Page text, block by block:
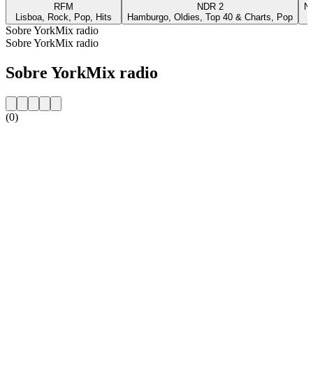
RFM
Lisboa, Rock, Pop, Hits
NDR 2
Hamburgo, Oldies, Top 40 & Charts, Pop
Sobre YorkMix radio
Sobre YorkMix radio
Sobre YorkMix radio
(0)